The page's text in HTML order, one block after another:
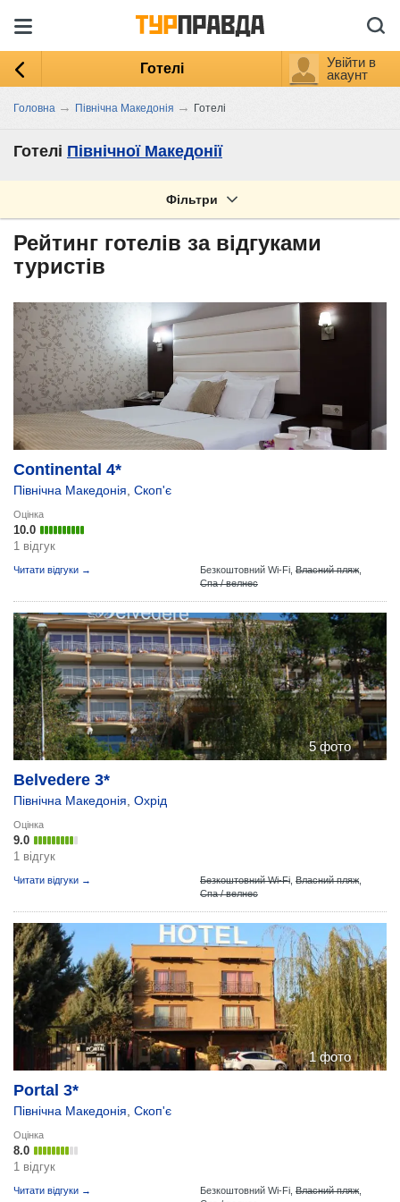
Готелі
Увійти в
акаунт
Головна → Північна Македонія → Готелі
Готелі Північної Македонії
Фільтри
Рейтинг готелів за відгуками
туристів
Continental 4*
Північна Македонія Скоп'є
Оцінка
10.0
1 відгук
Читати відгуки → Безкоштовний Wi-Fi, Власний пляж
Спа / велнес
5 фото
Belvedere 3*
Північна Македонія Охрід
Оцінка
9.0
1 відгук
Читати відгуки → Безкоштовний Wi-Fi Власний пляж
Спа / велнес
1 фото
Portal 3*
Північна Македонія Скоп'є
Оцінка
8.0
1 відгук
Читати відгуки → Безкоштовний Wi-Fi, Власний пляж